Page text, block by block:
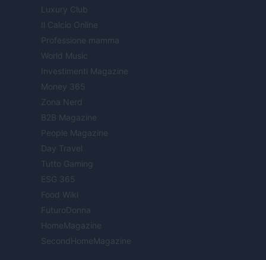
Luxury Club
Il Calcio Online
Professione mamma
World Music
Investimenti Magazine
Money 365
Zona Nerd
B2B Magazine
People Magazine
Day Travel
Tutto Gaming
ESG 365
Food Wiki
FuturoDonna
HomeMagazine
SecondHomeMagazine